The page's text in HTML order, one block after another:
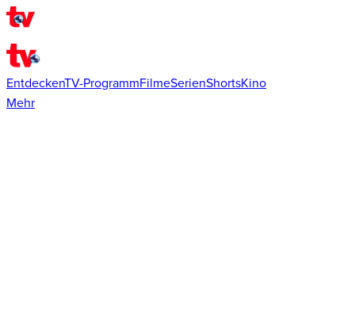
EntdeckenTV-ProgrammFilmeSerienShortsKino
Mehr